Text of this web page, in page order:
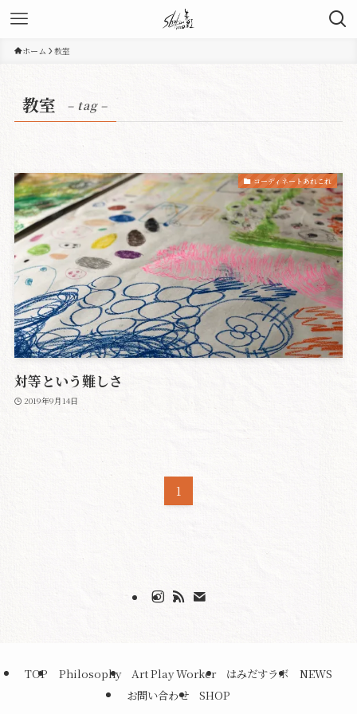
ホーム 教室
教室 – tag –
コーディネートあれこれ
対等という難しさ
2019年9月14日
1
TOP Philosophy Art Play Worker はみだすラボ
NEWS
お問い合わせ
SHOP